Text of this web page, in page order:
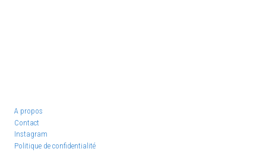
A propos
Contact
Instagram
Politique de confidentialité